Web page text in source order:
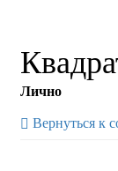
Лично
Вернуться к